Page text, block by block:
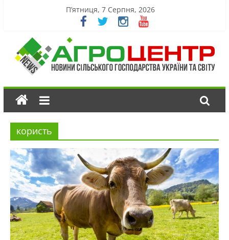
П’ятниця, 7 Серпня, 2026
користь